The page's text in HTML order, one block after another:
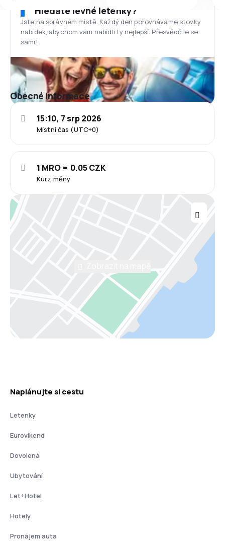
Hledáte levné letenky?
Jste na správném místě. Každý den porovnáváme stovky
nabídek, abychom vám nabídli ty nejlepší. Přesvědčte se
sami!
Obecné informace
Místní čas (UTC+0)
15:10, 7 srp 2026
Kurz měny
1 MRO = 0.05 CZK
Naplánujte si cestu
Letenky
Eurovíkend
Dovolená
Ubytování
Let+Hotel
Hotely
Pronájem auta